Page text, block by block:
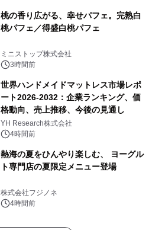
桃の香り広がる、幸せパフェ。完熟白
桃パフェ／得盛白桃パフェ
ミニストップ株式会社
3時間前
世界ハンドメイドマットレス市場レポ
ート2026-2032：企業ランキング、価
格動向、売上推移、今後の見通し
YH Research株式会社
4時間前
熱海の夏をひんやり楽しむ、 ヨーグル
ト専門店の夏限定メニュー登場
株式会社フジノネ
4時間前